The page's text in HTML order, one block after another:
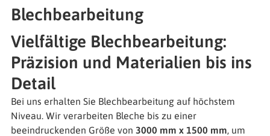
Blechbearbeitung
Vielfältige Blechbearbeitung:
Präzision und Materialien bis ins
Detail
Bei uns erhalten Sie Blechbearbeitung auf höchstem
Niveau. Wir verarbeiten Bleche bis zu einer
beeindruckenden Größe von 3000 mm x 1500 mm, um